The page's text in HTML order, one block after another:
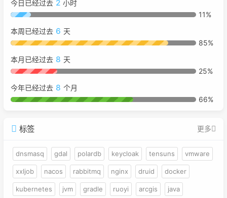
今日已经过去 2 小时
11%
本周已经过去 6 天
85%
本月已经过去 8 天
25%
今年已经过去 8 个月
66%
标签 更多
dnsmasq gdal polardb keycloak tensuns vmware
xxljob nacos rabbitmq nginx druid docker
kubernetes jvm gradle ruoyi arcgis java